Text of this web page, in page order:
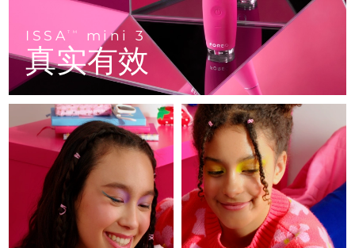
ISSATM mini 3
真实有效
LUNA™ 护肤
Premium cleansers & balm
LUNA™ 设备
All facial cleansing devices
面膜
Rejuvenation & hydration
UFO™ 设备
All deep facial hydration devices
issa™ Teeth Whitening Set
Dual LED + sonic device & 18% PAP gel
ISSA™ 设备
All silicone sonic toothbrushes
FAQ™ 103
Luxurious clinical anti-aging set
FAQ™ P1 Primer
Manuka honey primer
FAQ™护肤品
All FAQ™ skincare
FAQ™ 211
Anti-aging neck & décolleté LED mask
FAQ™ 221
Anti-aging LED hand mask
FAQ™护肤品
All FAQ™ skincare
FAQ™ Scalp Serum
Scalp recovery probiotic serum
FAQ™护肤品
All FAQ™ skincare
FAQ™产品
All hair treatments
FAQ™ 502
Full-Spectrum Red Light Therapy
FAQ™ Red Light Serum
FAQ™ skincare
All FAQ™ skincare
专业治疗
PEACH™ 2 Pro Max
Professional IPL hair removal device
身体护理
BEAR™ 2 body
Microcurrent body toning
预计送达日期9/8/26
丹麦 预计送达日期
爱沙尼亚 预计送达日期
芬兰 预计送达日期
预计送达日期 9/8/26
法属波利尼西亚 预计送达日期13/8/26
德国 预计送达日期9/8/26